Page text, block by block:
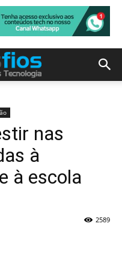
nas
à
à escola
2589